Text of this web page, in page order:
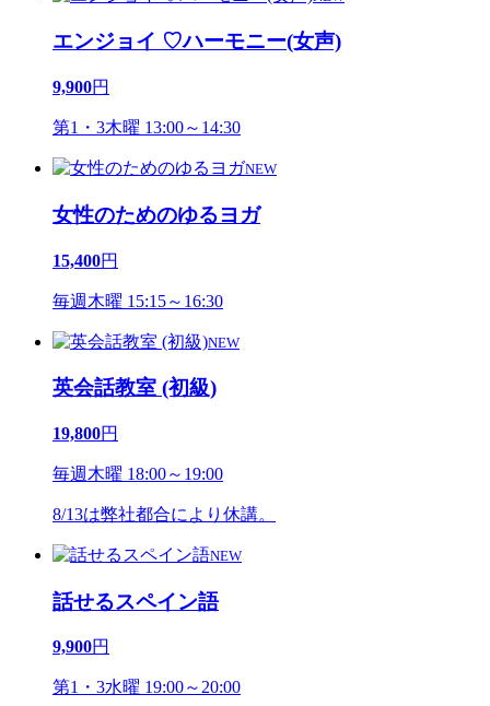
エンジョイ ♡ハーモニー(女声)
9,900円
第1・3木曜 13:00～14:30
NEW
女性のためのゆるヨガ
15,400円
毎週木曜 15:15～16:30
NEW
英会話教室 (初級)
19,800円
毎週木曜 18:00～19:00
8/13は弊社都合により休講。
NEW
話せるスペイン語
9,900円
第1・3水曜 19:00～20:00